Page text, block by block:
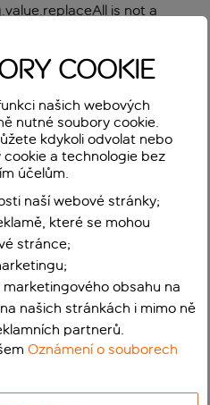
is not a
COOKIE
našich webových
nutné soubory cookie.
kdykoli odvolat nebo
a technologie bez
účelům.
naší webové stránky;
které se mohou
stránce;
obsahu na
našich stránkách i mimo ně
partnerů.
Oznámení o souborech